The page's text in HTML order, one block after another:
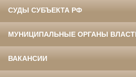
СУДЫ СУБЪЕКТА РФ
МУНИЦИПАЛЬНЫЕ ОРГАНЫ
ВАКАНСИИ